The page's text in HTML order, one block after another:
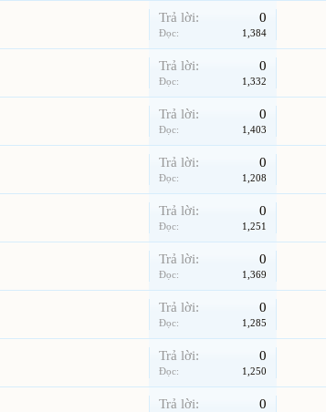
Trả lời: 0
Đọc: 1,384
Trả lời: 0
Đọc: 1,332
Trả lời: 0
Đọc: 1,403
Trả lời: 0
Đọc: 1,208
Trả lời: 0
Đọc: 1,251
Trả lời: 0
Đọc: 1,369
Trả lời: 0
Đọc: 1,285
Trả lời: 0
Đọc: 1,250
Trả lời: 0